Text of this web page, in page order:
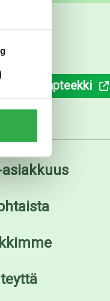
Verkkoapteekki
asiakkuus